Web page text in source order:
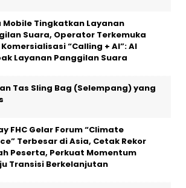
Mobile Tingkatkan Layanan
Suara, Operator Terkemuka
“Calling + AI”: AI
Layanan Panggilan Suara
Tas Sling Bag (Selempang) yang
FHC Gelar Forum “Climate
Terbesar di Asia, Cetak Rekor
Peserta, Perkuat Momentum
Transisi Berkelanjutan